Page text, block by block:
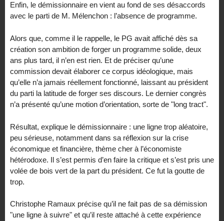
Enfin, le démissionnaire en vient au fond de ses désaccords
avec le parti de M. Mélenchon : l’absence de programme.
Alors que, comme il le rappelle, le PG avait affiché dès sa
création son ambition de forger un programme solide, deux
ans plus tard, il n’en est rien. Et de préciser qu’une
commission devait élaborer ce corpus idéologique, mais
qu’elle n’a jamais réellement fonctionné, laissant au président
du parti la latitude de forger ses discours. Le dernier congrès
n’a présenté qu’une motion d’orientation, sorte de "long tract".
Résultat, explique le démissionnaire : une ligne trop aléatoire,
peu sérieuse, notamment dans sa réflexion sur la crise
économique et financière, thème cher à l’économiste
hétérodoxe. Il s’est permis d’en faire la critique et s’est pris une
volée de bois vert de la part du président. Ce fut la goutte de
trop.
Christophe Ramaux précise qu’il ne fait pas de sa démission
"une ligne à suivre" et qu’il reste attaché à cette expérience